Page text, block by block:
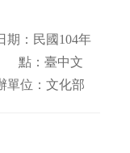
：民國104年
點：臺中文
位：文化部